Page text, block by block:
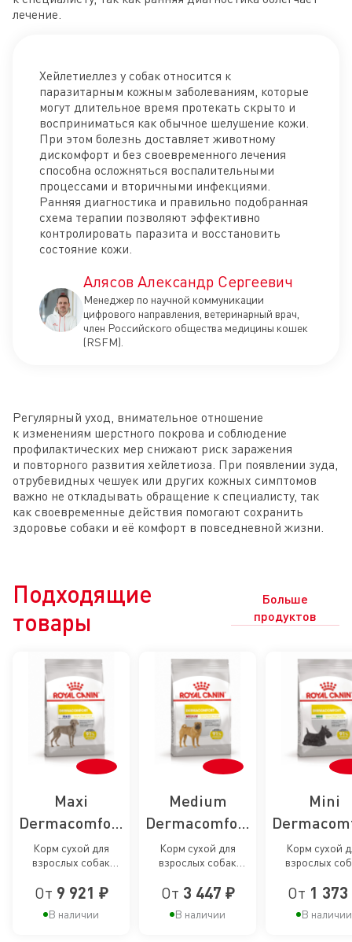
лечение.
Хейлетиеллез у собак относится к
паразитарным кожным заболеваниям, которые
могут длительное время протекать скрыто и
восприниматься как обычное шелушение кожи.
При этом болезнь доставляет животному
дискомфорт и без своевременного лечения
способна осложняться воспалительными
процессами и вторичными инфекциями.
Ранняя диагностика и правильно подобранная
схема терапии позволяют эффективно
контролировать паразита и восстановить
состояние кожи.
Алясов Александр Сергеевич
Менеджер по научной коммуникации
цифрового направления, ветеринарный врач,
член Российского общества медицины кошек
(RSFM).
Регулярный уход, внимательное отношение
к изменениям шерстного покрова и соблюдение
профилактических мер снижают риск заражения
и повторного развития хейлетиоза. При появлении зуда,
отрубевидных чешуек или других кожных симптомов
важно не откладывать обращение к специалисту, так
как своевременные действия помогают сохранить
здоровье собаки и её комфорт в повседневной жизни.
Подходящие
товары
Больше
продуктов
Maxi
Dermacomfort
Care, сухой
корм для
пофилактики
раздражений
Корм сухой для
взрослых собак
при раздражениях и
От 9 921 ₽
В наличии
Medium
Dermacomfort
Care, сухой
корм для
пофилактики
раздражений
Корм сухой для
взрослых собак
при раздражениях и
От 3 447 ₽
В наличии
Mini
Care,
корм
Корм сухой
взрослых
раздражениях
От 1 373
В наличии